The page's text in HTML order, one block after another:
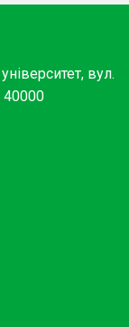
вул.
40000